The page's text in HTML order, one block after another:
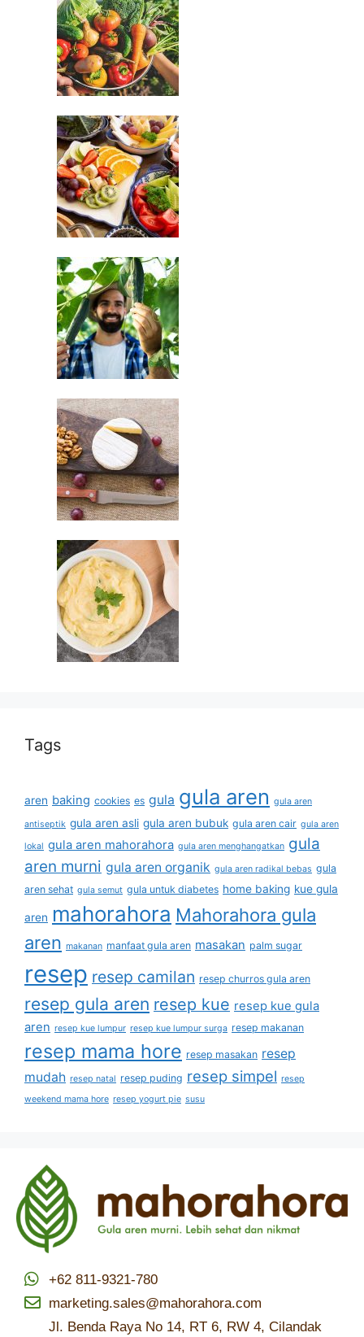
Tags
aren baking cookies es gula gula aren gula aren
antiseptik gula aren asli gula aren bubuk gula aren cair gula aren
lokal gula aren mahorahora gula aren menghangatkan gula
aren murni gula aren organik gula aren radikal bebas gula
aren sehat gula semut gula untuk diabetes home baking kue gula
aren mahorahora Mahorahora gula
aren makanan manfaat gula aren masakan palm sugar
resep resep camilan resep churros gula aren
resep gula aren resep kue resep kue gula
aren resep kue lumpur resep kue lumpur surga resep makanan
resep mama hore resep masakan resep
mudah resep natal resep puding resep simpel resep
weekend mama hore resep yogurt pie susu
+62 811-9321-780
marketing.sales@mahorahora.com
Jl. Benda Raya No 14, RT 6, RW 4, Cilandak